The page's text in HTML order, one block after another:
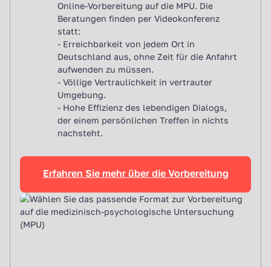
Online-Vorbereitung auf die MPU. Die
Beratungen finden per Videokonferenz
statt:
- Erreichbarkeit von jedem Ort in
Deutschland aus, ohne Zeit für die Anfahrt
aufwenden zu müssen.
- Völlige Vertraulichkeit in vertrauter
Umgebung.
- Hohe Effizienz des lebendigen Dialogs,
der einem persönlichen Treffen in nichts
nachsteht.
Erfahren Sie mehr über die Vorbereitung